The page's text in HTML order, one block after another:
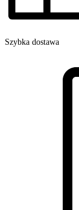
Szybka dostawa